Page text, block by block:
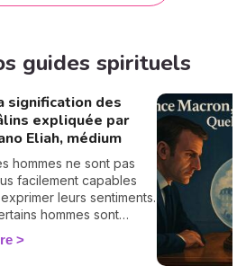
guides spirituels
signification des
expliquée par
Eliah, médium
hommes ne sont pas
facilement capables
leurs sentiments.
hommes sont
à contrôler leurs
par conséquent